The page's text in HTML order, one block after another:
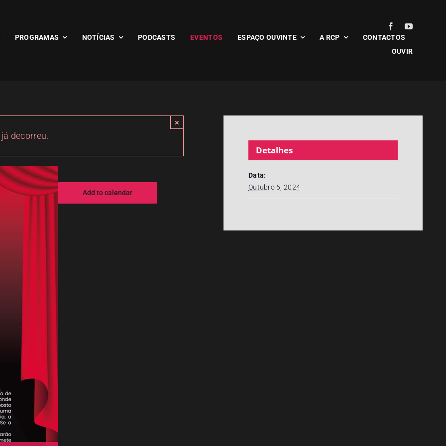
PROGRAMAS NOTÍCIAS PODCASTS EVENTOS ESPAÇO OUVINTE A RCP
CONTACTOS
OUVIR
decorreu.
×
Add to calendar
Detalhes
Data:
Outubro 6, 2024